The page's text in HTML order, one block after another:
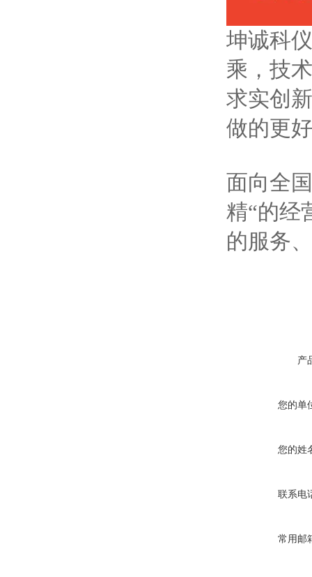
坤诚科
乘，技
求实创
做的更
面向全
精“的经
的服务
产
您的单
您的姓
联系电
常用邮